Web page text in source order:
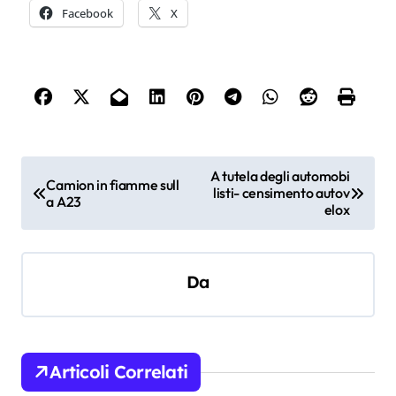
Facebook X
a
v
i
a
z
Camion in fiamme sull
a A23
A tutela degli automobi
listi- censimento autov
elox
Da
Articoli Correlati